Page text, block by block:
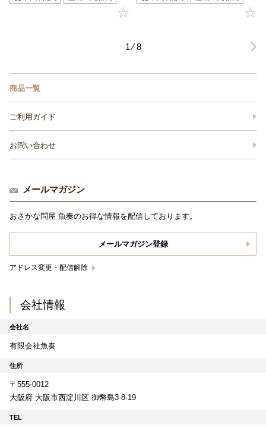
1 ⁄ 8
商品一覧
ご利用ガイド
お問い合わせ
メールマガジン
おさかな問屋 魚奏のお得な情報を配信しております。
メールマガジン登録
アドレス変更・配信解除
会社情報
会社名
有限会社魚奏
住所
〒555-0012
大阪府 大阪市西淀川区 御幣島3-8-19
TEL